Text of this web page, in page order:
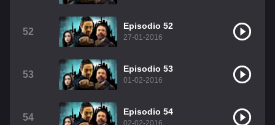
52
Episodio 52
27-01-2016
53
Episodio 53
01-02-2016
54
Episodio 54
02-02-2016